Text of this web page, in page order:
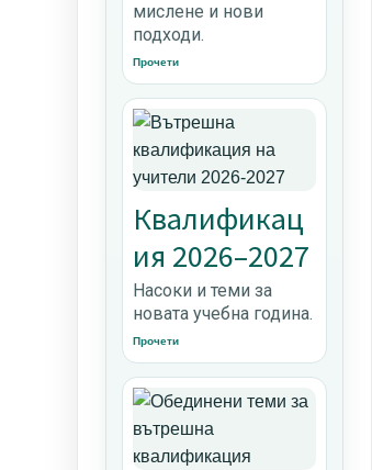
мислене и нови
подходи.
Прочети
Квалификац
ия 2026–2027
Насоки и теми за
новата учебна година.
Прочети